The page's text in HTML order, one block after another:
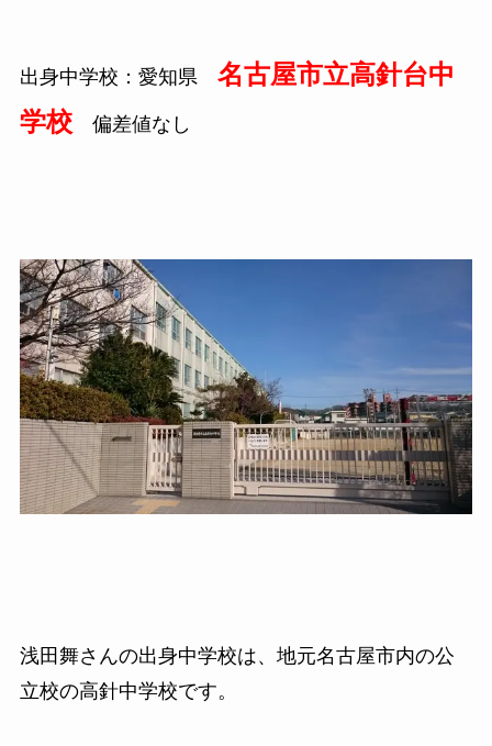
出身中学校：愛知県 名古屋市立高針台中
学校偏差値なし
浅田舞さんの出身中学校は、地元名古屋市内の公
立校の高針中学校です。